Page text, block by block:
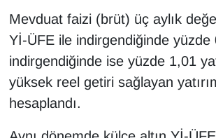
Mevduat faizi (brüt) üç aylık
Yİ-ÜFE ile indirgendiğinde yüzde
indirgendiğinde ise yüzde 1,01
yüksek reel getiri sağlayan
hesaplandı.
Seri İlan
Sinema - TV
SİYASET
SPOR